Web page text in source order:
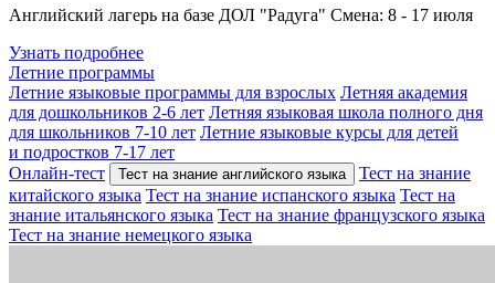
Английский лагерь на базе ДОЛ "Радуга" Смена: 8 - 17 июля
Узнать подробнее
Летние программы
Летние языковые программы для взрослых Летняя академия
для дошкольников 2-6 лет Летняя языковая школа полного дня
для школьников 7-10 лет Летние языковые курсы для детей
и подростков 7-17 лет
Онлайн-тест
Тест на знание английского языка
Тест на знание
китайского языка Тест на знание испанского языка Тест на
знание итальянского языка Тест на знание французского языка
Тест на знание немецкого языка